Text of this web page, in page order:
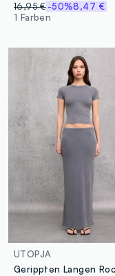
16,95 €-50%8,47 €
1 Farben
UTOPJA